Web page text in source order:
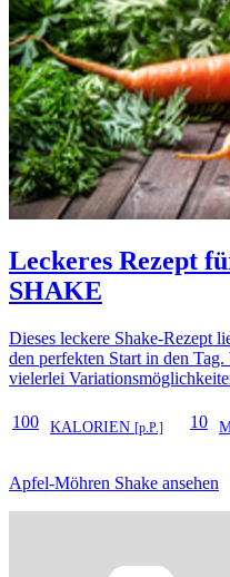
Leckeres Rezept
SHAKE
Dieses leckere Shake-Rezept
den perfekten Start in den Tag.
vielerlei
100 KALORIEN [p.P.] 10
Apfel-Möhren Shake ansehen